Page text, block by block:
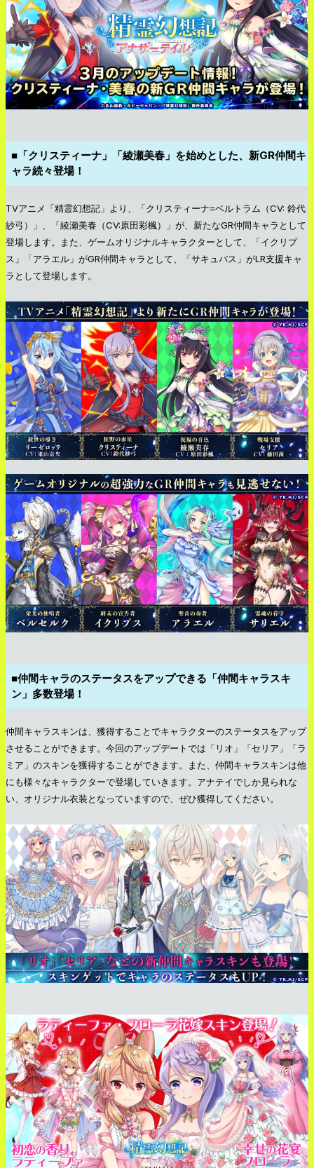
■「クリスティーナ」「綾瀬美春」を始めとした、新GR仲間キ
ャラ続々登場！
TVアニメ「精霊幻想記」より、「クリスティーナ=ベルトラム（CV: 鈴代
紗弓）」、「綾瀬美春（CV:原田彩楓）」が、新たなGR仲間キャラとして
登場します。また、ゲームオリジナルキャラクターとして、「イクリプ
ス」「アラエル」がGR仲間キャラとして、「サキュバス」がLR支援キャ
ラとして登場します。
■仲間キャラのステータスをアップできる「仲間キャラスキ
ン」多数登場！
仲間キャラスキンは、獲得することでキャラクターのステータスをアップ
させることができます。今回のアップデートでは「リオ」「セリア」「ラ
ミア」のスキンを獲得することができます。また、仲間キャラスキンは他
にも様々なキャラクターで登場していきます。アナテイでしか見られな
い、オリジナル衣装となっていますので、ぜひ獲得してください。